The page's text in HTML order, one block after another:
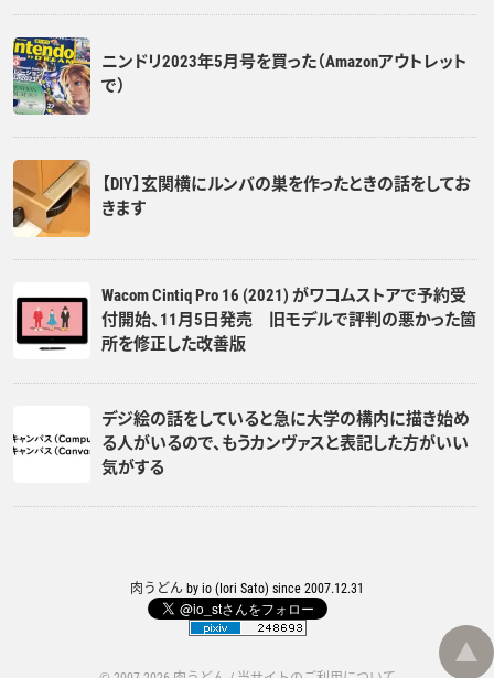
ニンドリ2023年5月号を買った（Amazonアウトレット
で）
【DIY】玄関横にルンバの巣を作ったときの話をしてお
きます
Wacom Cintiq Pro 16 (2021) がワコムストアで予約受
付開始、11月5日発売 旧モデルで評判の悪かった箇
所を修正した改善版
デジ絵の話をしていると急に大学の構内に描き始め
る人がいるので、もうカンヴァスと表記した方がいい
気がする
肉うどんbyio (Iori Sato) since 2007.12.31